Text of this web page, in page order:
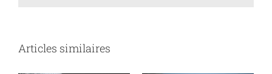
Articles similaires